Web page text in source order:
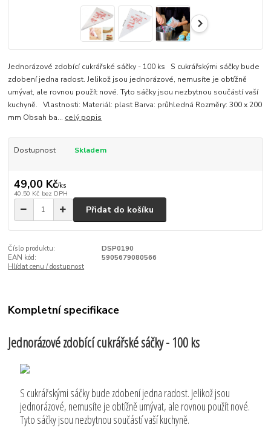
Jednorázové zdobící cukrářské sáčky - 100 ks S cukrářskými sáčky bude
zdobení jedna radost. Jelikož jsou jednorázové, nemusíte je obtížně
umývat, ale rovnou použít nové. Tyto sáčky jsou nezbytnou součástí vaší
kuchyně. Vlastnosti: Materiál: plast Barva: průhledná Rozměry: 300 x 200
mm Obsah ba... celý popis
Dostupnost Skladem
49,00 Kč/ks
40,50 Kč bez DPH
Přidat do košíku
Číslo produktu:
DSP0190
EAN kód:
5905679080566
Hlídat cenu / dostupnost
Kompletní specifikace
Jednorázové zdobící cukrářské sáčky - 100 ks
S cukrářskými sáčky bude zdobení jedna radost. Jelikož jsou
jednorázové, nemusíte je obtížně umývat, ale rovnou použít nové.
Tyto sáčky jsou nezbytnou součástí vaší kuchyně.